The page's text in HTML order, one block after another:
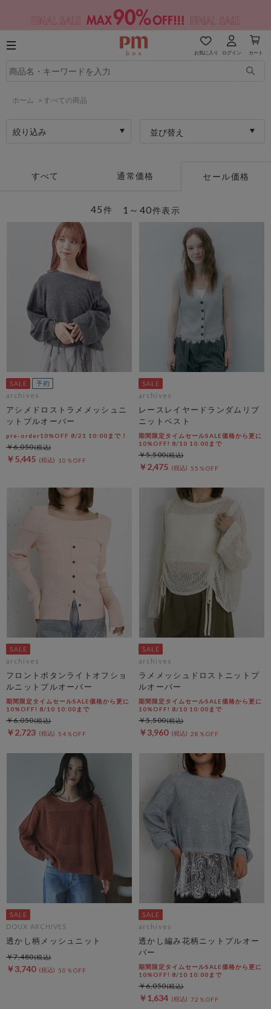
お気に入り ログイン カート
ホーム > すべての商品
絞り込み 並び替え
すべて 通常価格 セール価格
1～40件表示
45件
archives
アシメドロストラメメッシュニ
ットプルオーバー
pre-order10%OFF 8/21 10:00まで！
￥5,445 10％OFF
￥6,050
archives
レースレイヤードランダムリブ
ニットベスト
期間限定タイムセールSALE価格から更に
10%OFF! 8/10 10:00まで
￥2,475 55％OFF
￥5,500
archives
フロントボタンライトオフショ
ルニットプルオーバー
期間限定タイムセールSALE価格から更に
10%OFF! 8/10 10:00まで
￥2,723 54％OFF
￥6,050
archives
ラメメッシュドロストニットプ
ルオーバー
期間限定タイムセールSALE価格から更に
10%OFF! 8/10 10:00まで
￥3,960 28％OFF
￥5,500
DOUX ARCHIVES
透かし柄メッシュニット
￥3,740 50％OFF
￥7,480
archives
透かし編み花柄ニットプルオー
バー
期間限定タイムセールSALE価格から更に
10%OFF! 8/10 10:00まで
￥1,634 72％OFF
￥6,050